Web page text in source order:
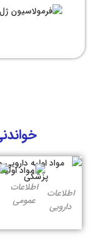
اطلاعات
دارویی
اطلاعات
عمومی